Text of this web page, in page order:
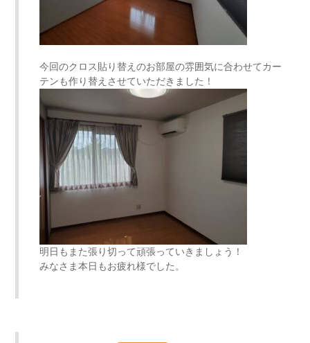
今回のクロス貼り替えのお部屋の雰囲気に合わせてカー
テンも作り替えさせていただきました！
明日もまた張り切って頑張っていきましょう！
みなさま本日もお疲れ様でした。